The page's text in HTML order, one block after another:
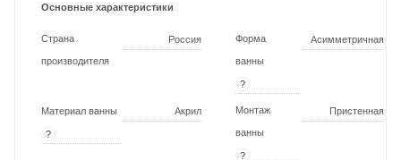
Основные характеристики
Страна
производителя
Россия Форма
ванны
?
Асимметричная
Материал ванны
?
Акрил Монтаж
ванны
?
Пристенная